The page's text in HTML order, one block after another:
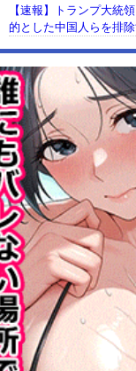
【速報】トランプ大統
的とした中国人らを排除
【動画】USJの禁止エ
ても止まらない事態に
Powered by livedoor 相